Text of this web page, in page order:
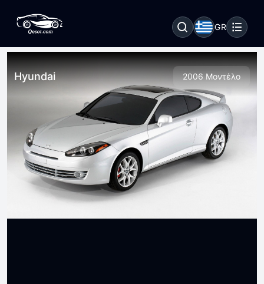
GR
Hyundai 2006 Μοντέλο